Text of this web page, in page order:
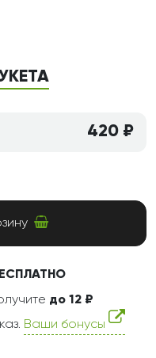
420 ₽
до 12 ₽
Ваши бонусы